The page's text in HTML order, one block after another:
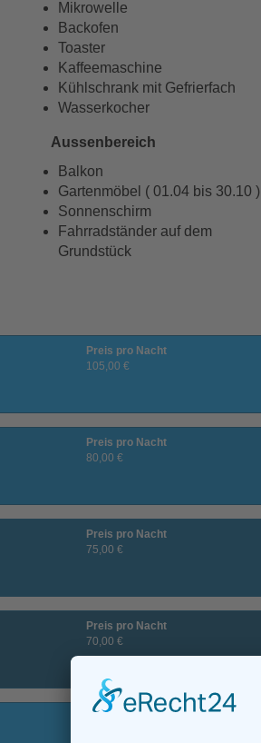
Mikrowelle
Backofen
Toaster
Kaffeemaschine
Kühlschrank mit Gefrierfach
Wasserkocher
Aussenbereich
Balkon
Gartenmöbel ( 01.04 bis 30.10 )
Sonnenschirm
Fahrradständer auf dem
Grundstück
Preis pro Nacht
105,00 €
Preis pro Nacht
80,00 €
Preis pro Nacht
75,00 €
Preis pro Nacht
70,00 €